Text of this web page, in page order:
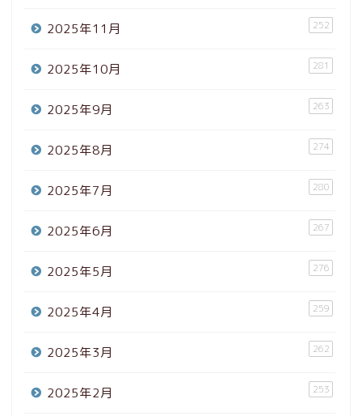
2025年11月 252
2025年10月 281
2025年9月 263
2025年8月 274
2025年7月 280
2025年6月 267
2025年5月 276
2025年4月 259
2025年3月 262
2025年2月 253